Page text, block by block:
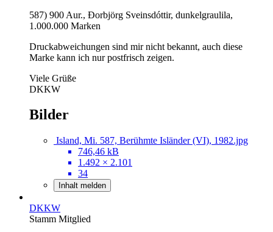
587) 900 Aur., Ðorbjörg Sveinsdóttir, dunkelgraulila,
1.000.000 Marken
Druckabweichungen sind mir nicht bekannt, auch diese
Marke kann ich nur postfrisch zeigen.
Viele Grüße
DKKW
Bilder
Island, Mi. 587, Berühmte Isländer (VI), 1982.jpg
746,46 kB
1.492 × 2.101
34
Inhalt melden
DKKW
Stamm Mitglied